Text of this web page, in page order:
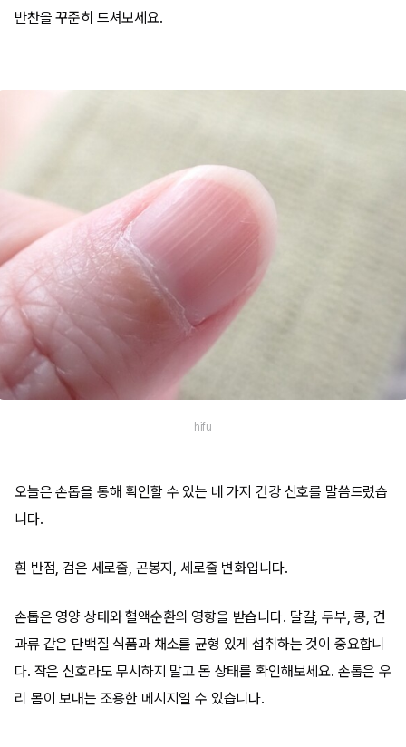
반찬을 꾸준히 드셔보세요.
hifu
오늘은 손톱을 통해 확인할 수 있는 네 가지 건강 신호를 말씀드렸습
니다.
흰 반점, 검은 세로줄, 곤봉지, 세로줄 변화입니다.
손톱은 영양 상태와 혈액순환의 영향을 받습니다. 달걀, 두부, 콩, 견
과류 같은 단백질 식품과 채소를 균형 있게 섭취하는 것이 중요합니
다. 작은 신호라도 무시하지 말고 몸 상태를 확인해보세요. 손톱은 우
리 몸이 보내는 조용한 메시지일 수 있습니다.